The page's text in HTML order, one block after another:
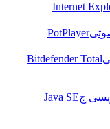
Internet
PotPlayer
Bitdefender Total
ج Java SE